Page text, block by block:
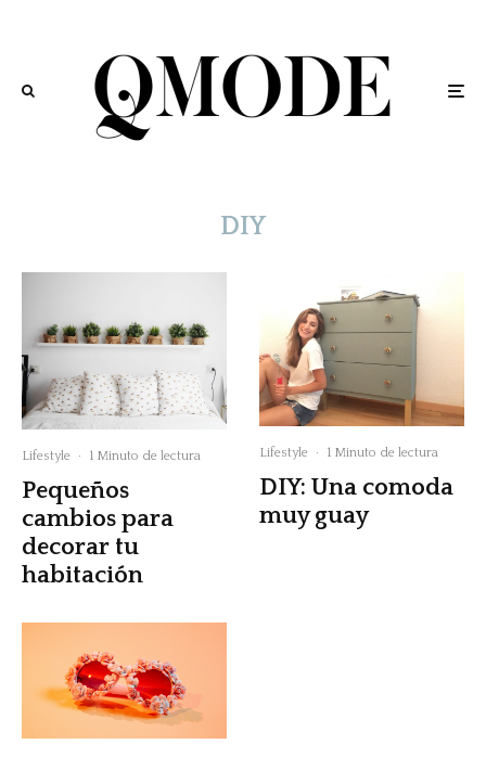
DIY
Lifestyle · 1 Minuto de lectura
Pequeños
cambios para
decorar tu
habitación
Lifestyle · 1 Minuto de lectura
DIY: Una comoda
muy guay